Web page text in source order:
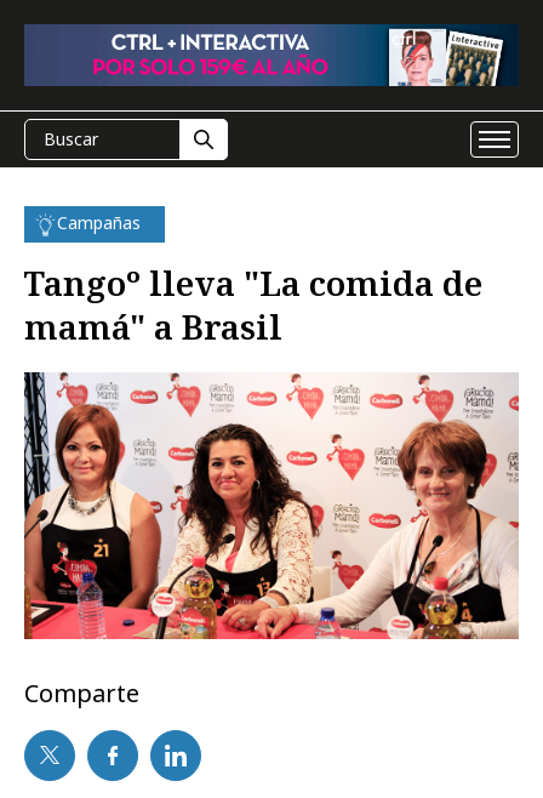
Campañas
Tangoº lleva "La comida de
mamá" a Brasil
Comparte